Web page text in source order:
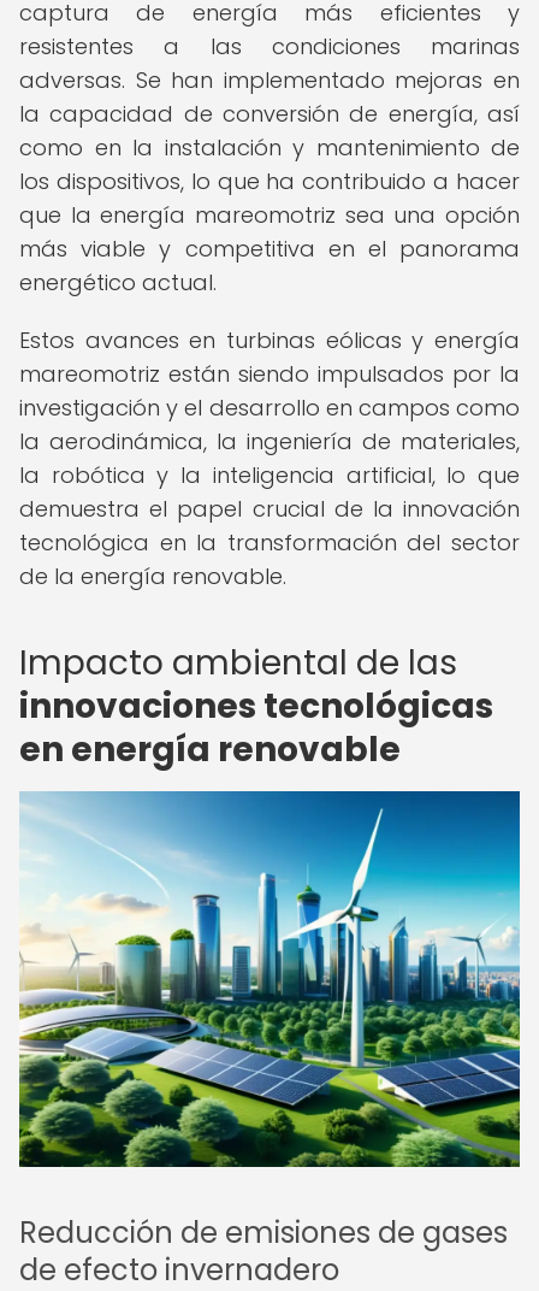
captura de energía más eficientes y
resistentes a las condiciones marinas
adversas. Se han implementado mejoras en
la capacidad de conversión de energía, así
como en la instalación y mantenimiento de
los dispositivos, lo que ha contribuido a hacer
que la energía mareomotriz sea una opción
más viable y competitiva en el panorama
energético actual.
Estos avances en turbinas eólicas y energía
mareomotriz están siendo impulsados por la
investigación y el desarrollo en campos como
la aerodinámica, la ingeniería de materiales,
la robótica y la inteligencia artificial, lo que
demuestra el papel crucial de la innovación
tecnológica en la transformación del sector
de la energía renovable.
Impacto ambiental de las
innovaciones tecnológicas
en energía renovable
Reducción de emisiones de gases
de efecto invernadero